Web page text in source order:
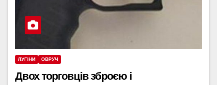
ЛУГІНИ ОВРУЧ
Двох торговців зброєю і